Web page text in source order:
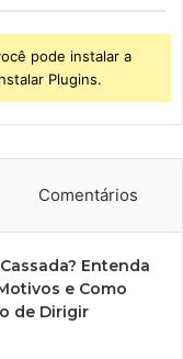
pode instalar a
Plugins.
Comentários
Entenda
e Como
de Dirigir